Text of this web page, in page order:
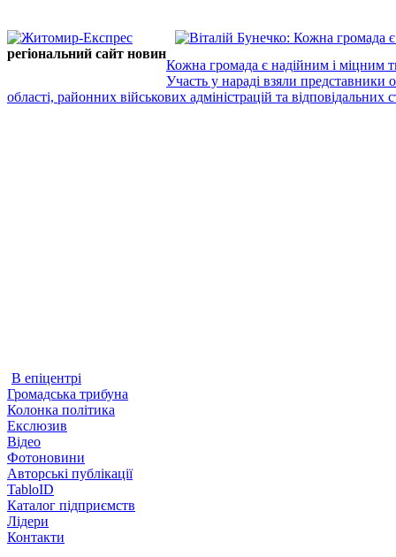
регіональний сайт новин
Кожна громада є надійним і міцним
Участь у нараді взяли представники
області, районних військових адміністрацій та відповідальних
В епіцентрі
Громадська трибуна
Колонка політика
Екслюзив
Відео
Фотоновини
Авторські публікації
TabloID
Каталог підприємств
Лідери
Контакти